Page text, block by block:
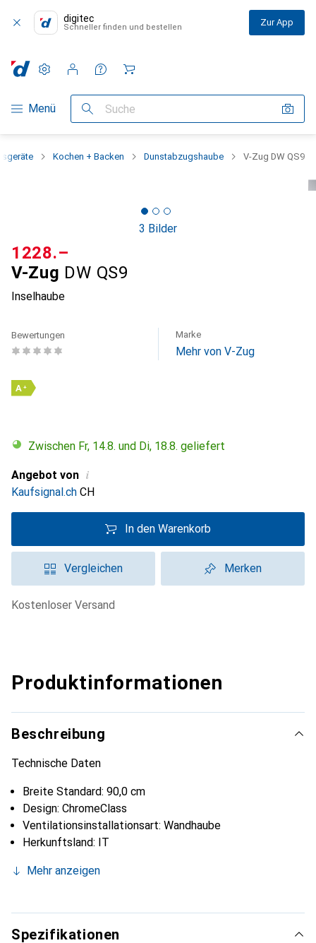
digitec
Schneller finden und bestellen Zur App
Navigation nach Kategorien
Menü Suche
Einstellungen
Kundenkonto
Vergleichslisten
Merklisten
Warenkorb
Kochen + Backen Dunstabzugshaube V-Zug DW QS9
3 Bilder
V-Zug DW QS9
Inselhaube
CHF
1228.–
Bewertungen Marke
Mehr von V-Zug
A +
Zwischen Fr, 14.8. und Di, 18.8. geliefert
Angebot von i
Kaufsignal.ch CH
In den Warenkorb
Vergleichen Merken
kostenloser Versand
Produktinformationen
Beschreibung
Technische Daten
Breite Standard: 90,0 cm
Design: ChromeClass
Ventilationsinstallationsart: Wandhaube
Herkunftsland: IT
Mehr anzeigen
Spezifikationen